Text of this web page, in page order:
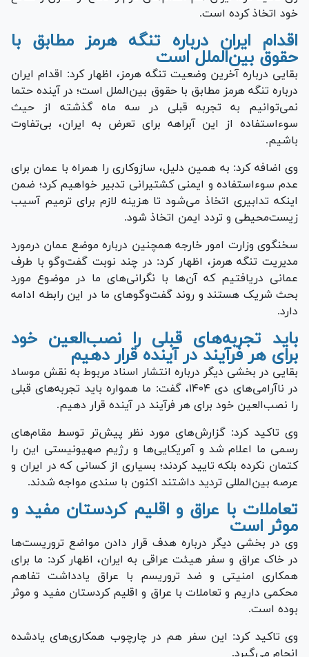
خود اتخاذ کرده است.
اقدام ایران درباره تنگه هرمز مطابق با
حقوق بین‌الملل است
بقایی درباره آخرین وضعیت تنگه هرمز، اظهار کرد: اقدام ایران
درباره تنگه هرمز مطابق با حقوق بین‌الملل است؛ در آینده حتما
نمی‌توانیم به تجربه قبلی در سه ماه گذشته از حیث
سوءاستفاده از این آبراهه برای تعرض به ایران، بی‌تفاوت
باشیم.
وی اضافه کرد: به همین دلیل، سازوکاری را همراه با عمان برای
عدم سوءاستفاده و ایمنی کشتیرانی تدبیر خواهیم کرد؛ ضمن
اینکه تدابیری اتخاذ می‌شود تا هزینه لازم برای ترمیم آسیب
زیست‌محیطی و تردد ایمن اتخاذ شود.
سخنگوی وزارت امور خارجه همچنین درباره موضع عمان درمورد
مدیریت تنگه هرمز، اظهار کرد: در چند نوبت گفت‌وگو با طرف
عمانی دریافتیم که آن‌ها با نگرانی‌های ما در موضوع مورد
بحث شریک هستند و روند گفت‌وگوهای ما در این رابطه ادامه
دارد.
باید تجربه‌های قبلی را نصب‌العین خود
برای هر فرآیند در آینده قرار دهیم
بقایی در بخشی دیگر درباره انتشار اسناد مربوط به نقش موساد
در ناآرامی‌های دی ۱۴۰۴، گفت: ما همواره باید تجربه‌های قبلی
را نصب‌العین خود برای هر فرآیند در آینده قرار دهیم.
وی تاکید کرد: گزارش‌های مورد نظر پیش‌تر توسط مقام‌های
رسمی ما اعلام شد و آمریکایی‌ها و رژیم صهیونیستی این را
کتمان نکرده بلکه تایید کردند؛ بسیاری از کسانی که در ایران و
عرصه بین‌المللی تردید داشتند اکنون با سندی مواجه شدند.
تعاملات با عراق و اقلیم کردستان مفید و
موثر است
وی در بخشی دیگر درباره هدف قرار دادن مواضع تروریست‌ها
در خاک عراق و سفر هیئت عراقی به ایران، اظهار کرد: ما برای
همکاری امنیتی و ضد تروریسم با عراق یادداشت تفاهم
محکمی داریم و تعاملات با عراق و اقلیم کردستان مفید و موثر
بوده است.
وی تاکید کرد: این سفر هم در چارچوب همکاری‌های یادشده
انجام می‌گیرد.